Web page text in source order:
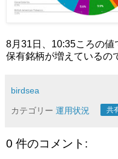
8月31日、10:35ころの値
保有銘柄が増えているの
birdsea
カテゴリー 運用状況 共
0 件のコメント: